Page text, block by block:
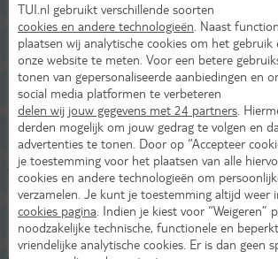
Strand
Sport & Activiteiten
Entertainment
Voor de kinderen
Overige informatie
TUI.nl gebruikt verschillende soorten
cookies en andere technologieën . Naast
plaatsen wij analytische cookies om het gebruik
onze website te meten. Voor een betere
tonen van gepersonaliseerde aanbiedingen en
social media platformen te verbeteren
delen wij jouw gegevens met 24 partners .
derden mogelijk om jouw gedrag te volgen en
advertenties te tonen. Door op “Accepteer
je toestemming voor het plaatsen van alle
cookies en andere technologieën om
verzamelen. Je kunt je toestemming altijd weer
cookies pagina . Indien je kiest voor “Weigeren”
noodzakelijke technische, functionele en
vriendelijke analytische cookies. Er is dan geen